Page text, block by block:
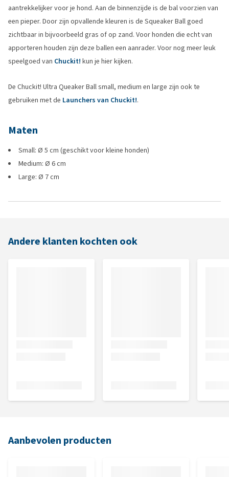
aantrekkelijker voor je hond. Aan de binnenzijde is de bal voorzien van
een pieper. Door zijn opvallende kleuren is de Squeaker Ball goed
zichtbaar in bijvoorbeeld gras of op zand. Voor honden die echt van
apporteren houden zijn deze ballen een aanrader. Voor nog meer leuk
speelgoed van Chuckit! kun je hier kijken.
De Chuckit! Ultra Queaker Ball small, medium en large zijn ook te
gebruiken met de Launchers van Chuckit!.
Maten
Small: Ø 5 cm (geschikt voor kleine honden)
Medium: Ø 6 cm
Large: Ø 7 cm
Andere klanten kochten ook
Aanbevolen producten